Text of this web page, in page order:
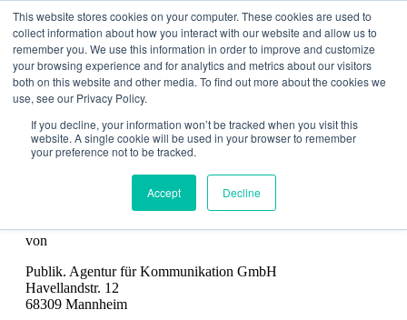
This website stores cookies on your computer. These cookies are used to
collect information about how you interact with our website and allow us to
remember you. We use this information in order to improve and customize
your browsing experience and for analytics and metrics about our visitors
both on this website and other media. To find out more about the cookies we
use, see our Privacy Policy.
If you decline, your information won’t be tracked when you visit this
website. A single cookie will be used in your browser to remember
your preference not to be tracked.
Accept Decline
Allgemeine
Geschäftsbedingungen
von
Publik. Agentur für Kommunikation GmbH
Havellandstr. 12
68309 Mannheim